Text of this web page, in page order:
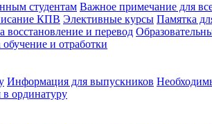
студентам Важное примечание для
КПВ Элективные курсы Памятка
и перевод
обучение и отработки
Информация для выпускников
в ординатуру